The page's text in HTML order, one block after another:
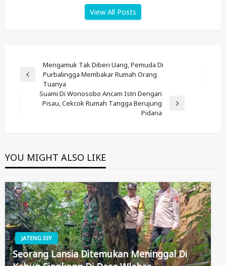
View All Posts
Navigation
Previous
Mengamuk Tak Diberi Uang, Pemuda Di
Purbalingga Membakar Rumah Orang
Tuanya
Next
Suami Di Wonosobo Ancam Istri Dengan
Pisau, Cekcok Rumah Tangga Berujung
Pidana
YOU MIGHT ALSO LIKE
JATENG DIY
Seorang Lansia Ditemukan Meninggal Di